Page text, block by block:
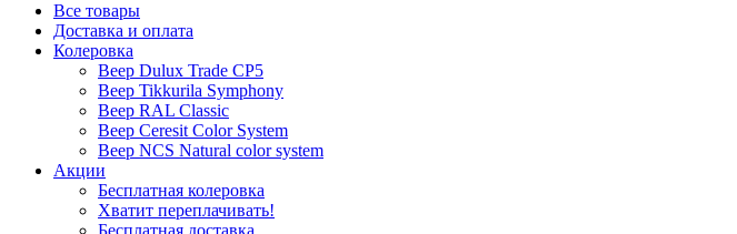
Все товары
Доставка и оплата
Колеровка
Веер Dulux Trade CP5
Веер Tikkurila Symphony
Веер RAL Classic
Веер Ceresit Color System
Веер NCS Natural color system
Акции
Бесплатная колеровка
Хватит переплачивать!
Бесплатная доставка